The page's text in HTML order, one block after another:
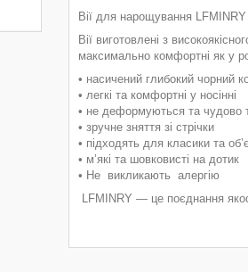
Вії для нарощування
Вії виготовлені з
максимально комфортні як у
• насичений глибокий чорний
• легкі та комфортні у носінні
• не деформуються та чудово
• зручне зняття зі стрічки
• підходять для класики та
• м’які та шовковисті на дотик
• Не викликають алергію
LFMINRY — це поєднання